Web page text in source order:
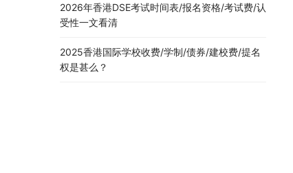
2026年香港DSE考试时间表/报名资格/考试费/认
受性一文看清
2025香港国际学校收费/学制/债券/建校费/提名
权是甚么？